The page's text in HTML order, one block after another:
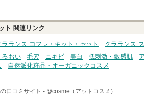
ト 関連リンク
ラランス コフレ・キット・セット
クラランス
るおい 毛穴 ニキビ 美白 低刺激・敏感肌
自然派化粧品・オーガニックコスメ
の口コミサイト - @cosme（アットコスメ）